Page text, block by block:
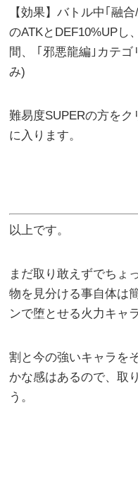
【効果】バトル中｢融
のATKとDEF10%UPし
間、 ｢邪悪龍編｣カテ
み)
難易度SUPERの方を
に入ります。
以上です。
まだ取り敢えずでちょ
物を見分ける事自体は
ンで堕とせる火力キャ
割と今の強いキャラを
かな感はあるので、取
う。